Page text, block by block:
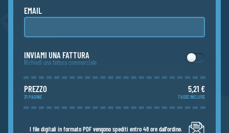
EMAIL
INVIAMI UNA FATTURA
Richiedi una fattura commerciale
PREZZO
31 PAGINE
5,21 €
TASSE INCLUSE
I file digitali in formato PDF vengono spediti entro 48 ore dall'ordine.